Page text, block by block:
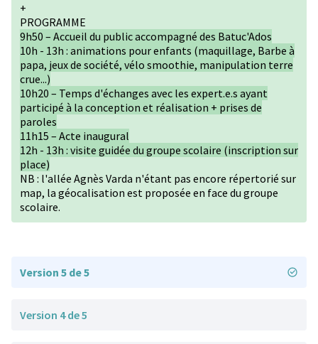
+
PROGRAMME
9h50 – Accueil du public accompagné des Batuc'Ados
10h - 13h : animations pour enfants (maquillage, Barbe à
papa, jeux de société, vélo smoothie, manipulation terre
crue...)
10h20 – Temps d'échanges avec les expert.e.s ayant
participé à la conception et réalisation + prises de
paroles
11h15 – Acte inaugural
12h - 13h : visite guidée du groupe scolaire (inscription sur
place)
NB : l'allée Agnès Varda n'étant pas encore répertorié sur
map, la géocalisation est proposée en face du groupe
scolaire.
Version 5 de 5
Version 4 de 5